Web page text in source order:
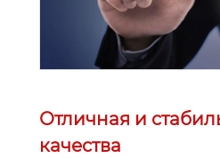
Отличная и
качества